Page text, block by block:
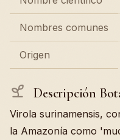
Nombres comunes
Origen
Descripción
Virola surinamensis,
la Amazonía como